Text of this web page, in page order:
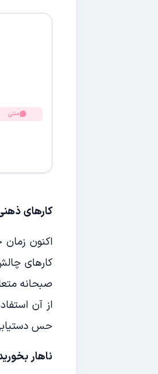
متنی
کارهای
اکنون
کارهای
صبحانه
از آن
حس
ناهار